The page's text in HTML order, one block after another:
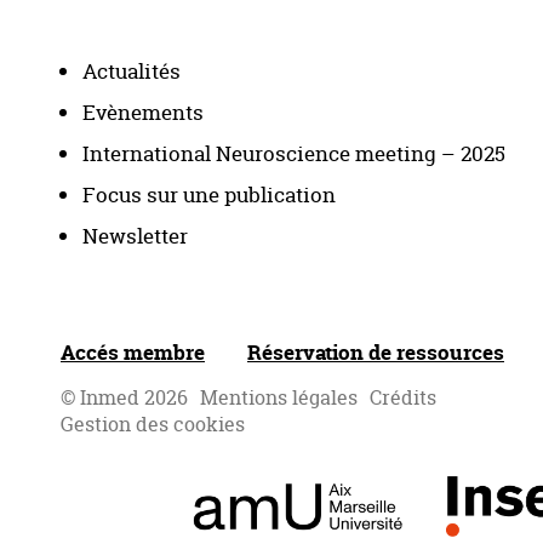
Actualités
Evènements
International Neuroscience meeting – 2025
Focus sur une publication
Newsletter
Accés membre Réservation de ressources
© Inmed 2026 Mentions légales Crédits
Gestion des cookies